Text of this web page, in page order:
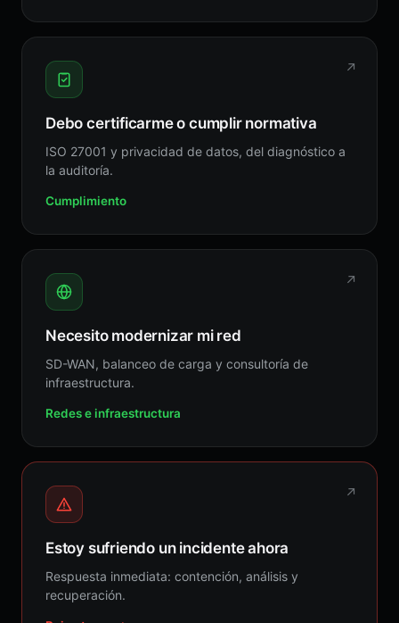
↗
Debo certificarme o cumplir normativa
ISO 27001 y privacidad de datos, del diagnóstico a
la auditoría.
Cumplimiento
↗
Necesito modernizar mi red
SD-WAN, balanceo de carga y consultoría de
infraestructura.
Redes e infraestructura
↗
Estoy sufriendo un incidente ahora
Respuesta inmediata: contención, análisis y
recuperación.